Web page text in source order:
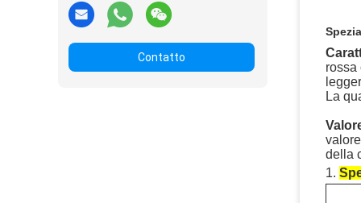
Contatto
rossa
La
della
1.